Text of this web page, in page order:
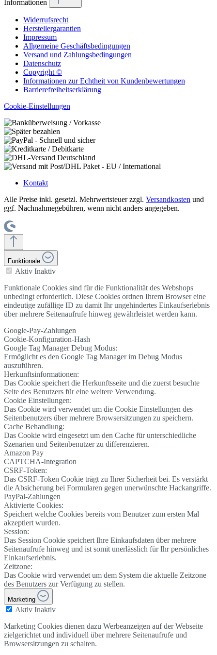
Informationen
Widerrufsrecht
Herstellergarantien
Impressum
Allgemeine Geschäftsbedingungen
Versand und Zahlungsbedingungen
Datenschutz
Copyright ©
Informationen zur Echtheit von Kundenbewertungen
Barrierefreiheitserklärung
Cookie-Einstellungen
Kontakt
Alle Preise inkl. gesetzl. Mehrwertsteuer zzgl. Versandkosten und
ggf. Nachnahmegebühren, wenn nicht anders angegeben.
Funktionale
Aktiv Inaktiv
Funktionale Cookies sind für die Funktionalität des Webshops
unbedingt erforderlich. Diese Cookies ordnen Ihrem Browser eine
eindeutige zufällige ID zu damit Ihr ungehindertes Einkaufserlebnis
über mehrere Seitenaufrufe hinweg gewährleistet werden kann.
Google-Pay-Zahlungen
Cookie-Konfiguration-Hash
Google Tag Manager Debug Modus:
Ermöglicht es den Google Tag Manager im Debug Modus
auszuführen.
Herkunftsinformationen:
Das Cookie speichert die Herkunftsseite und die zuerst besuchte
Seite des Benutzers für eine weitere Verwendung.
Cookie Einstellungen:
Das Cookie wird verwendet um die Cookie Einstellungen des
Seitenbenutzers über mehrere Browsersitzungen zu speichern.
Cache Behandlung:
Das Cookie wird eingesetzt um den Cache für unterschiedliche
Szenarien und Seitenbenutzer zu differenzieren.
Amazon Pay
CAPTCHA-Integration
CSRF-Token:
Das CSRF-Token Cookie trägt zu Ihrer Sicherheit bei. Es verstärkt
die Absicherung bei Formularen gegen unerwünschte Hackangriffe.
PayPal-Zahlungen
Aktivierte Cookies:
Speichert welche Cookies bereits vom Benutzer zum ersten Mal
akzeptiert wurden.
Session:
Das Session Cookie speichert Ihre Einkaufsdaten über mehrere
Seitenaufrufe hinweg und ist somit unerlässlich für Ihr persönliches
Einkaufserlebnis.
Zeitzone:
Das Cookie wird verwendet um dem System die aktuelle Zeitzone
des Benutzers zur Verfügung zu stellen.
Marketing
Aktiv Inaktiv
Marketing Cookies dienen dazu Werbeanzeigen auf der Webseite
zielgerichtet und individuell über mehrere Seitenaufrufe und
Browsersitzungen zu schalten.